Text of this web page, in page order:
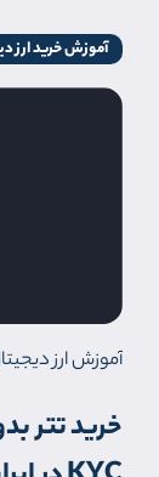
آموزش خرید ارز
آموزش ارز
خرید تتر